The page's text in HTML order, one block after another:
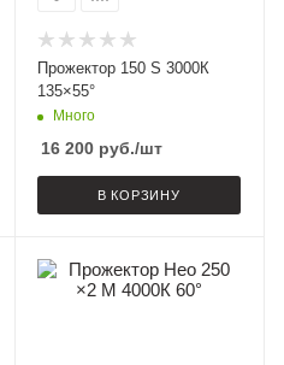
Прожектор 150 S 3000К
135×55°
Много
16 200руб./шт
В КОРЗИНУ